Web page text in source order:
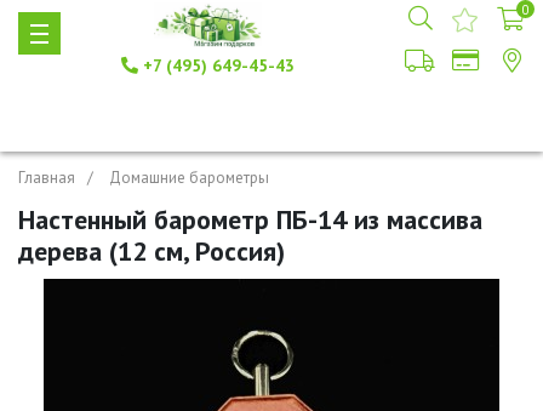
+7 (495) 649-45-43
0
Главная Домашние барометры
Настенный барометр ПБ-14 из массива
дерева (12 см, Россия)